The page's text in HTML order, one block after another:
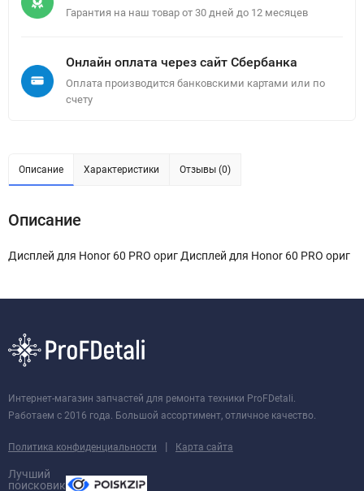
Гарантия на наш товар от 30 дней до 12 месяцев
Онлайн оплата через сайт Сбербанка
Оплата производится банковскими картами или по
счету
Описание Характеристики Отзывы (0)
Описание
Дисплей для Honor 60 PRO ориг Дисплей для Honor 60 PRO ориг
Интернет-магазин запчастей для ремонта техники ProFDetali.
Работаем с 2016 года. Большой ассортимент, отличное качество.
Политика конфиденциальности | Карта сайта
Лучший
поисковик